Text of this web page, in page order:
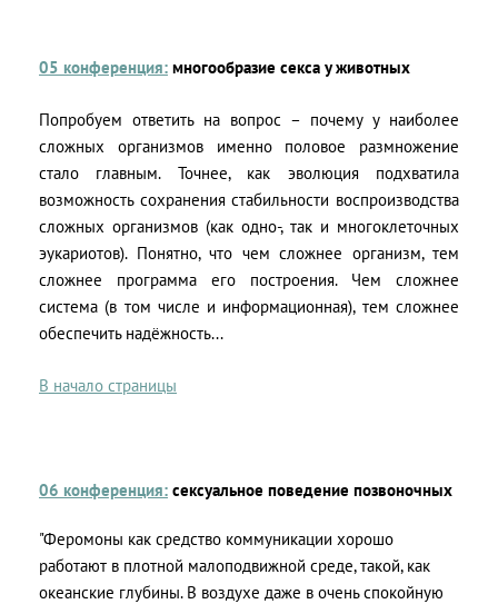
05 конференция: многообразие секса у животных
Попробуем ответить на вопрос – почему у наиболее
сложных организмов именно половое размножение
стало главным. Точнее, как эволюция подхватила
возможность сохранения стабильности воспроизводства
сложных организмов (как одно-, так и многоклеточных
эукариотов). Понятно, что чем сложнее организм, тем
сложнее программа его построения. Чем сложнее
система (в том числе и информационная), тем сложнее
обеспечить надёжность...
В начало страницы
06 конференция: сексуальное поведение позвоночных
"Феромоны как средство коммуникации хорошо
работают в плотной малоподвижной среде, такой, как
океанские глубины. В воздухе даже в очень спокойную